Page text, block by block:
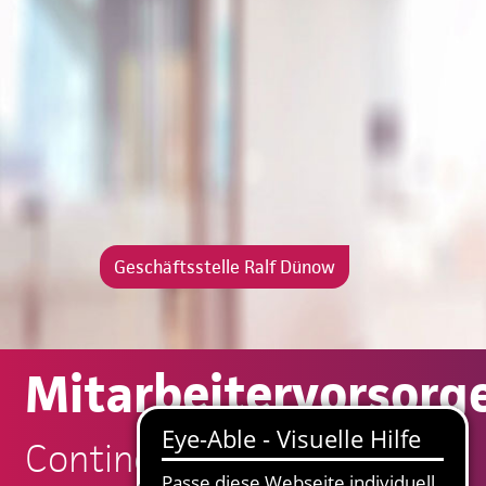
Geschäftsstelle Ralf Dünow
Continentale: Ralf Dünow